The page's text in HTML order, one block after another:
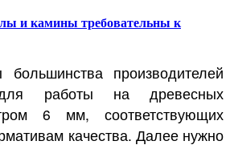
и камины требовательны к
производителей
для работы на древесных
6 мм, соответствующих
качества. Далее нужно